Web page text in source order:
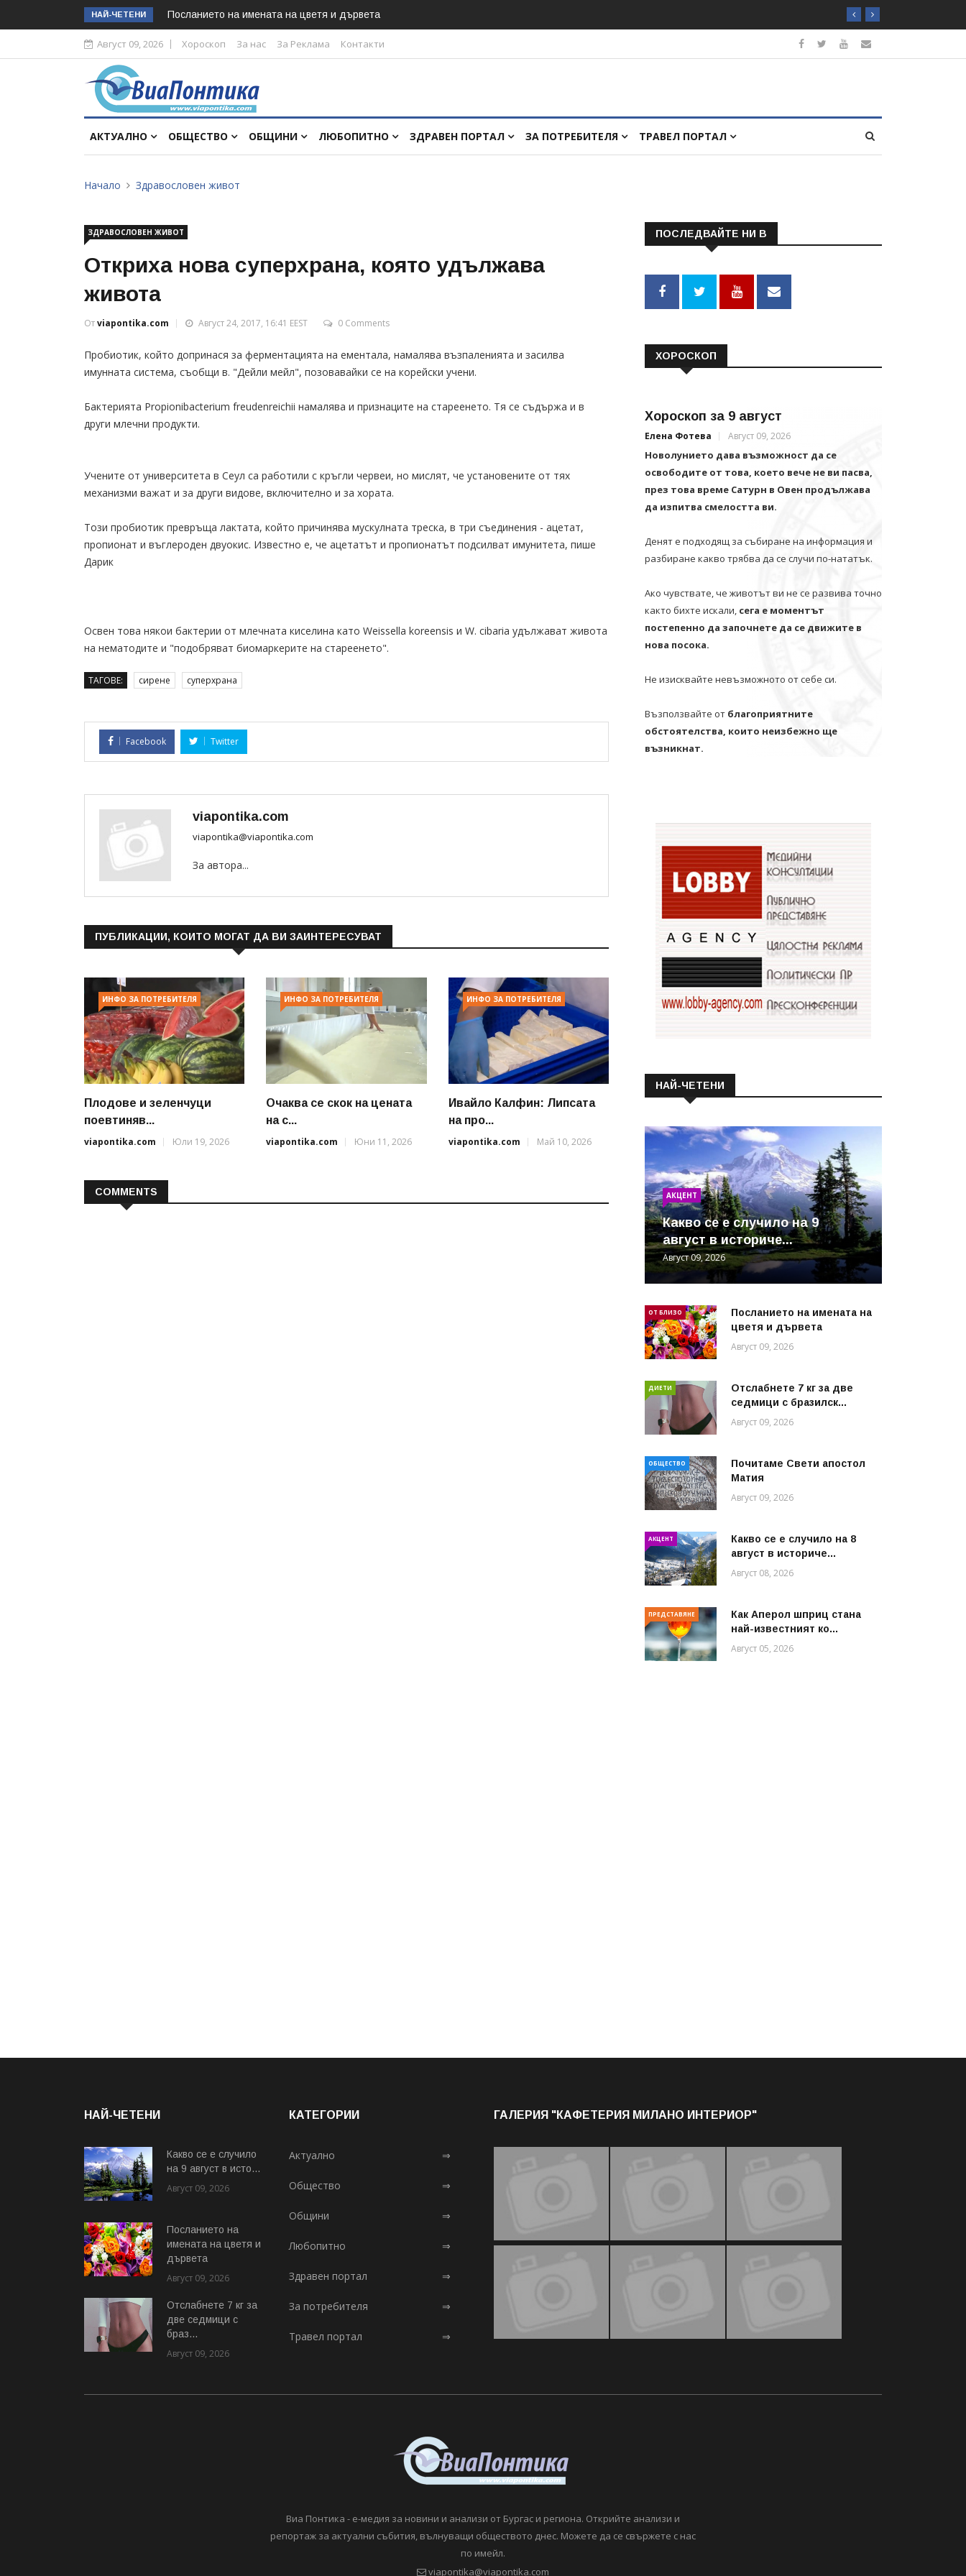
НАЙ-ЧЕТЕНИ Посланието на имената на цветя и дървета
Август 09, 2026 Хороскоп За нас За Реклама Контакти
АКТУАЛНО ОБЩЕСТВО ОБЩИНИ ЛЮБОПИТНО ЗДРАВЕН ПОРТАЛ ЗА ПОТРЕБИТЕЛЯ ТРАВЕЛ ПОРТАЛ
Начало Здравословен живот
ЗДРАВОСЛОВЕН ЖИВОТ
Откриха нова суперхрана, която удължава
живота
Отviapontika.com Август 24, 2017, 16:41 EEST 0 Comments
Пробиотик, който допринася за ферментацията на ементала, намалява възпаленията и засилва
имунната система, съобщи в. "Дейли мейл", позовавайки се на корейски учени.
Бактерията Prоpionibacterium freudenreichii намалява и признаците на стареенето. Тя се съдържа и в
други млечни продукти.
Учените от университета в Сеул са работили с кръгли червеи, но мислят, че установените от тях
механизми важат и за други видове, включително и за хората.
Този пробиотик превръща лактата, който причинява мускулната треска, в три съединения - ацетат,
пропионат и въглероден двуокис. Известно е, че ацетатът и пропионатът подсилват имунитета, пише
Дарик
Освен това някои бактерии от млечната киселина като Weissella koreensis и W. cibaria удължават живота
на нематодите и "подобряват биомаркерите на стареенето".
ТАГОВЕ: сирене суперхрана
Facebook Twitter
viapontika.com
viapontika@viapontika.com
За автора...
ПУБЛИКАЦИИ, КОИТО МОГАТ ДА ВИ ЗАИНТЕРЕСУВАТ
ИНФО ЗА ПОТРЕБИТЕЛЯ
Плодове и зеленчуци
поевтиняв...
viapontika.com
Юли 19, 2026
ИНФО ЗА ПОТРЕБИТЕЛЯ
Очаква се скок на цената
на с...
viapontika.com
Юни 11, 2026
ИНФО ЗА ПОТРЕБИТЕЛЯ
Ивайло Калфин: Липсата
на про...
viapontika.com
Май 10, 2026
COMMENTS
ПОСЛЕДВАЙТЕ НИ В
ХОРОСКОП
Хороскоп за 9 август
Елена Фотева Август 09, 2026
Новолунието дава възможност да се
освободите от това, което вече не ви пасва,
през това време Сатурн в Овен продължава
да изпитва смелостта ви.
Денят е подходящ за събиране на информация и
разбиране какво трябва да се случи по-нататък.
Ако чувствате, че животът ви не се развива точно
както бихте искали, сега е моментът
постепенно да започнете да се движите в
нова посока.
Не изисквайте невъзможното от себе си.
Възползвайте от благоприятните
обстоятелства, които неизбежно ще
възникнат.
НАЙ-ЧЕТЕНИ
АКЦЕНТ
Какво се е случило на 9
август в историче...
Август 09, 2026
ОТ БЛИЗО
Посланието на имената на
цветя и дървета
Август 09, 2026
ДИЕТИ
Отслабнете 7 кг за две
седмици с бразилск...
Август 09, 2026
ОБЩЕСТВО
Почитаме Свети апостол
Матия
Август 09, 2026
АКЦЕНТ
Какво се е случило на 8
август в историче...
Август 08, 2026
ПРЕДСТАВЯНЕ
Как Аперол шприц стана
най-известният ко...
Август 05, 2026
НАЙ-ЧЕТЕНИ
Какво се е случило
на 9 август в исто...
Август 09, 2026
Посланието на
имената на цветя и
дървета
Август 09, 2026
Отслабнете 7 кг за
две седмици с
браз...
Август 09, 2026
КАТЕГОРИИ
Актуално ⇒
Общество ⇒
Общини ⇒
Любопитно ⇒
Здравен портал ⇒
За потребителя ⇒
Травел портал ⇒
ГАЛЕРИЯ "КАФЕТЕРИЯ МИЛАНО ИНТЕРИОР"
Виа Понтика - е-медия за новини и анализи от Бургас и региона. Открийте анализи и
репортаж за актуални събития, вълнуващи обществото днес. Можете да се свържете с нас
по имейл.
viapontika@viapontika.com